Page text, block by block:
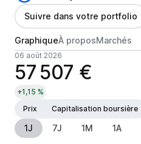
Suivre dans votre portfolio
GraphiqueÀ proposMarchés
06 août 2026
57 507 €
+1,15 %
Prix
Capitalisation boursière
1J 7J 1M 1A